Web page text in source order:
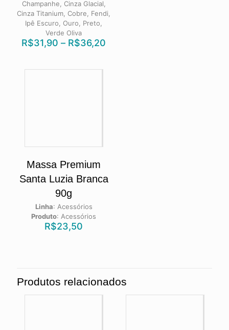
Champanhe, Cinza Glacial,
Cinza Titanium, Cobre, Fendi,
Ipê Escuro, Ouro, Preto,
Verde Oliva
R$31,90 – R$36,20
Massa Premium
Santa Luzia Branca
90g
Linha: Acessórios
Produto: Acessórios
R$23,50
Produtos relacionados